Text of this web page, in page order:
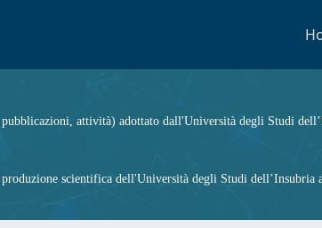
attività) adottato dall'Università degli Studi
scientifica dell'Università degli Studi